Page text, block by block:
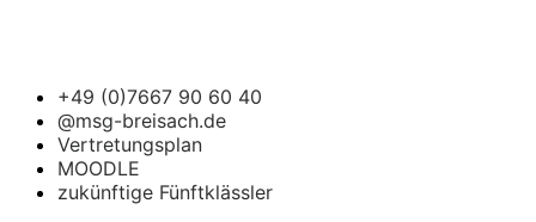
+49 (0)7667 90 60 40
@msg-breisach.de
Vertretungsplan
MOODLE
zukünftige Fünftklässler